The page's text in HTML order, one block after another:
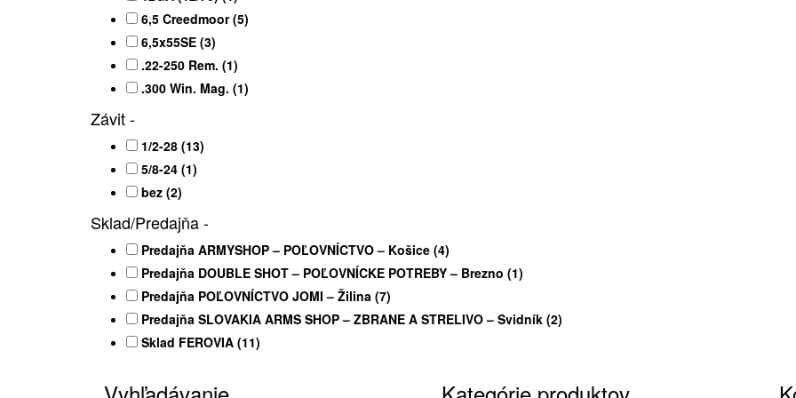
6,5 Creedmoor(5)
6,5x55SE (3)
.22-250 Rem. (1)
.300 Win. Mag. (1)
Závit-
1/2-28 (13)
5/8-24 (1)
bez (2)
Sklad/Predajňa-
Predajňa ARMYSHOP – POĽOVNÍCTVO – Košice (4)
Predajňa DOUBLE SHOT – POĽOVNÍCKE POTREBY – Brezno (1)
Predajňa POĽOVNÍCTVO JOMI – Žilina (7)
Predajňa SLOVAKIA ARMS SHOP – ZBRANE A STRELIVO – Svidník (2)
Sklad FEROVIA (11)